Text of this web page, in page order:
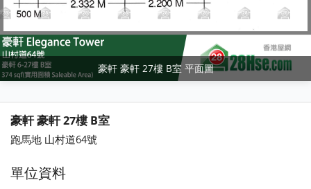
豪軒 豪軒 27樓 B室 平面圖
豪軒 豪軒 27樓 B室
跑馬地 山村道64號
單位資料